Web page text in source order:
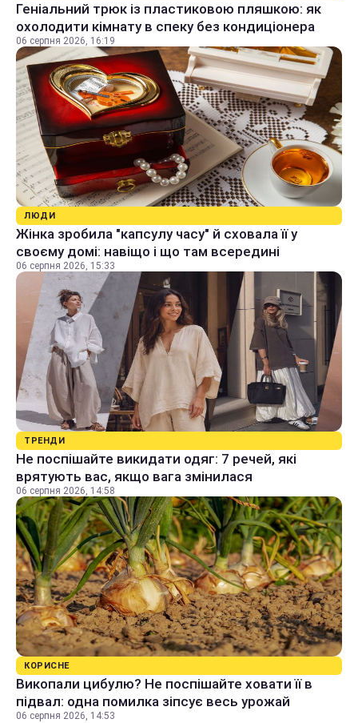
Геніальний трюк із пластиковою пляшкою: як
охолодити кімнату в спеку без кондиціонера
06 серпня 2026, 16:19
ЛЮДИ
Жінка зробила "капсулу часу" й сховала її у
своєму домі: навіщо і що там всередині
06 серпня 2026, 15:33
ТРЕНДИ
Не поспішайте викидати одяг: 7 речей, які
врятують вас, якщо вага змінилася
06 серпня 2026, 14:58
КОРИСНЕ
Викопали цибулю? Не поспішайте ховати її в
підвал: одна помилка зіпсує весь урожай
06 серпня 2026, 14:53